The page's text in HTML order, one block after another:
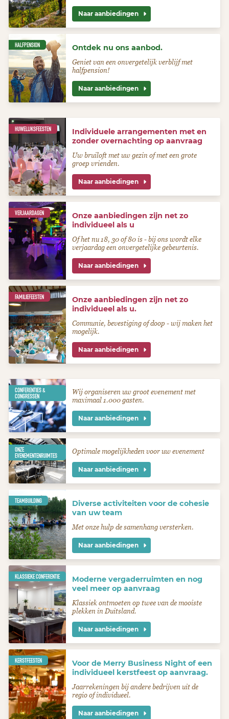
Naar aanbiedingen
HALFPENSION Ontdek nu ons aanbod.
Geniet van een onvergetelijk verblijf met
halfpension!
Naar aanbiedingen
HUWELIJKSFEESTEN
Individuele arrangementen met en
zonder overnachting op aanvraag
Uw bruiloft met uw gezin of met een grote
groep vrienden.
Naar aanbiedingen
VERJAARDAGEN
Onze aanbiedingen zijn net zo
individueel als u
Of het nu 18, 30 of 80 is - bij ons wordt elke
verjaardag een onvergetelijke gebeurtenis.
Naar aanbiedingen
FAMILIEFEESTEN
Onze aanbiedingen zijn net zo
individueel als u.
Communie, bevestiging of doop - wij maken het
mogelijk.
Naar aanbiedingen
CONFERENTIES &
CONGRESSEN
Wij organiseren uw groot evenement met
maximaal 1.000 gasten.
Naar aanbiedingen
ONZE
EVENEMENTENRUIMTES
Optimale mogelijkheden voor uw evenement
Naar aanbiedingen
TEAMBUILDING
Diverse activiteiten voor de cohesie
van uw team
Met onze hulp de samenhang versterken.
Naar aanbiedingen
KLASSIEKE CONFERENTIE
Moderne vergaderruimten en nog
veel meer op aanvraag
Klassiek ontmoeten op twee van de mooiste
plekken in Duitsland.
Naar aanbiedingen
KERSTFEESTEN
Voor de Merry Business Night of een
individueel kerstfeest op aanvraag.
Jaarrekeningen bij andere bedrijven uit de
regio of individueel.
Naar aanbiedingen